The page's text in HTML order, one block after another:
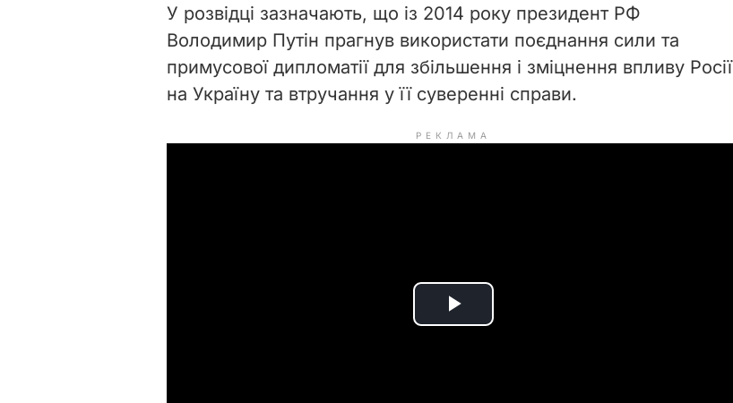
У розвідці зазначають, що із 2014 року президент РФ
Володимир Путін прагнув використати поєднання сили та
примусової дипломатії для збільшення і зміцнення впливу Росії
на Україну та втручання у її суверенні справи.
РЕКЛАМА
P